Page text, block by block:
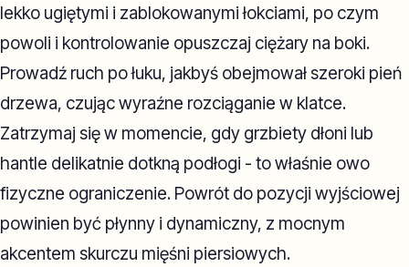
lekko ugiętymi i zablokowanymi łokciami, po czym
powoli i kontrolowanie opuszczaj ciężary na boki.
Prowadź ruch po łuku, jakbyś obejmował szeroki pień
drzewa, czując wyraźne rozciąganie w klatce.
Zatrzymaj się w momencie, gdy grzbiety dłoni lub
hantle delikatnie dotkną podłogi - to właśnie owo
fizyczne ograniczenie. Powrót do pozycji wyjściowej
powinien być płynny i dynamiczny, z mocnym
akcentem skurczu mięśni piersiowych.